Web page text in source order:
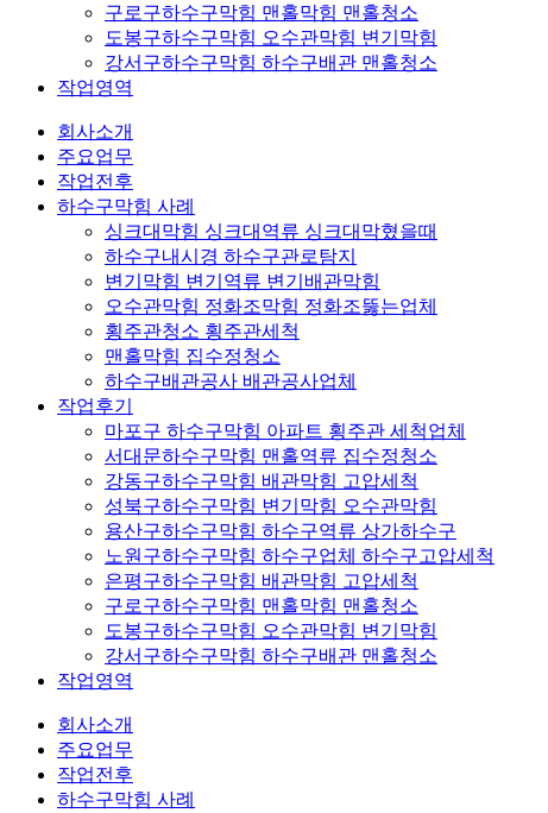
구로구하수구막힘 맨홀막힘 맨홀청소
도봉구하수구막힘 오수관막힘 변기막힘
강서구하수구막힘 하수구배관 맨홀청소
작업영역
회사소개
주요업무
작업전후
하수구막힘 사례
싱크대막힘 싱크대역류 싱크대막혔을때
하수구내시경 하수구관로탐지
변기막힘 변기역류 변기배관막힘
오수관막힘 정화조막힘 정화조뚫는업체
횡주관청소 횡주관세척
맨홀막힘 집수정청소
하수구배관공사 배관공사업체
작업후기
마포구 하수구막힘 아파트 횡주관 세척업체
서대문하수구막힘 맨홀역류 집수정청소
강동구하수구막힘 배관막힘 고압세척
성북구하수구막힘 변기막힘 오수관막힘
용산구하수구막힘 하수구역류 상가하수구
노원구하수구막힘 하수구업체 하수구고압세척
은평구하수구막힘 배관막힘 고압세척
구로구하수구막힘 맨홀막힘 맨홀청소
도봉구하수구막힘 오수관막힘 변기막힘
강서구하수구막힘 하수구배관 맨홀청소
작업영역
회사소개
주요업무
작업전후
하수구막힘 사례